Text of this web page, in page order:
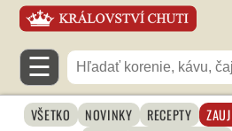
☰
VŠETKO NOVINKY RECEPTY